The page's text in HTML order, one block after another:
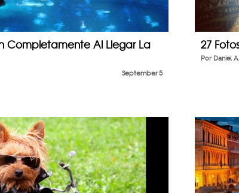
Completamente Al Llegar La
September 5
27
Por Daniel A.